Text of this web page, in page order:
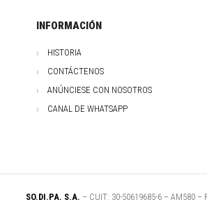
INFORMACIÓN
HISTORIA
CONTÁCTENOS
ANÚNCIESE CON NOSOTROS
CANAL DE WHATSAPP
SO.DI.PA. S.A. – CUIT: 30-50619685-6 – AM580 –